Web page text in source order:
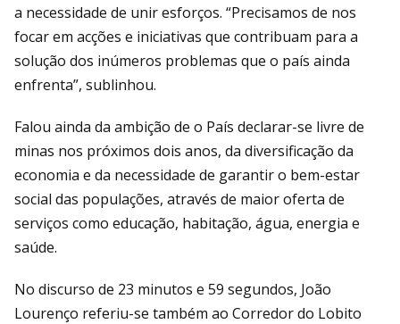
a necessidade de unir esforços. “Precisamos de nos
focar em acções e iniciativas que contribuam para a
solução dos inúmeros problemas que o país ainda
enfrenta”, sublinhou.
Falou ainda da ambição de o País declarar-se livre de
minas nos próximos dois anos, da diversificação da
economia e da necessidade de garantir o bem-estar
social das populações, através de maior oferta de
serviços como educação, habitação, água, energia e
saúde.
No discurso de 23 minutos e 59 segundos, João
Lourenço referiu-se também ao Corredor do Lobito